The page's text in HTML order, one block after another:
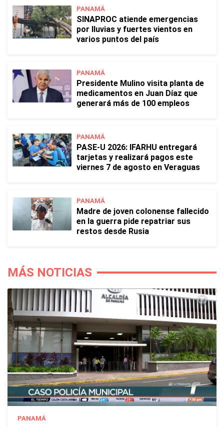
PANAMÁ
SINAPROC atiende emergencias
por lluvias y fuertes vientos en
varios puntos del país
PANAMÁ
Presidente Mulino visita planta de
medicamentos en Juan Díaz que
generará más de 100 empleos
PANAMÁ
PASE-U 2026: IFARHU entregará
tarjetas y realizará pagos este
viernes 7 de agosto en Veraguas
PANAMÁ
Madre de joven colonense fallecido
en la guerra pide repatriar sus
restos desde Rusia
MÁS NOTICIAS
PANAMÁ